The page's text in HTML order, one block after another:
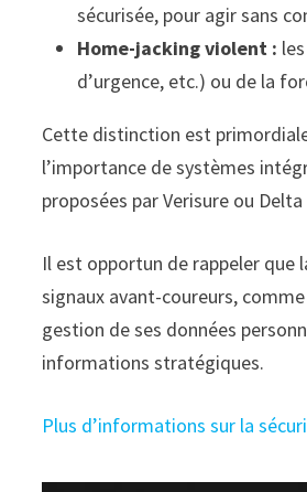
sécurisée, pour agir sans
Home-jacking violent :
d’urgence, etc.) ou de la
Cette distinction est
l’importance de systèmes
proposées par Verisure ou
Il est opportun de rappeler que
signaux avant-coureurs,
gestion de ses données
informations stratégiques.
Plus d’informations sur la